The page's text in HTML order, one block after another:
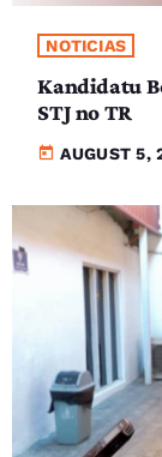
NOTICIAS
Kandidatu
STJ no TR
today AUGUST 5,